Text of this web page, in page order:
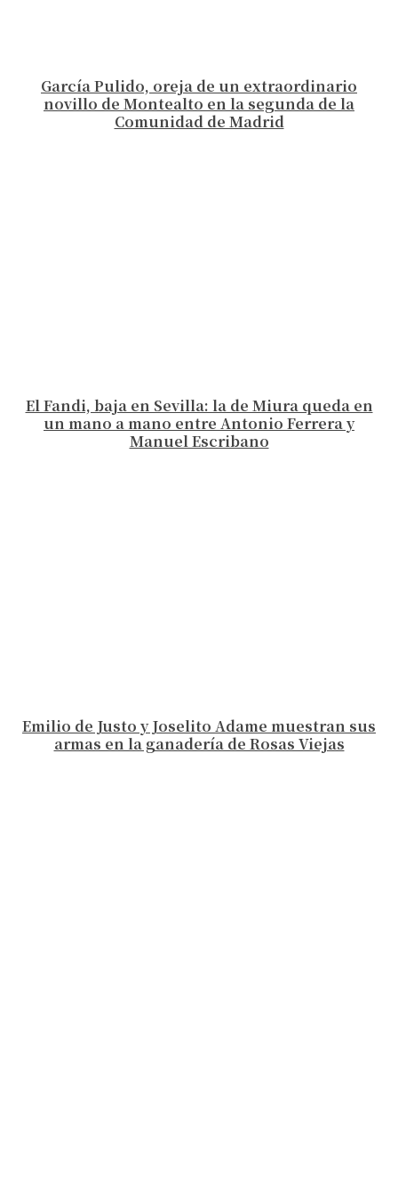
García Pulido, oreja de un extraordinario
novillo de Montealto en la segunda de la
Comunidad de Madrid
El Fandi, baja en Sevilla: la de Miura queda en
un mano a mano entre Antonio Ferrera y
Manuel Escribano
Emilio de Justo y Joselito Adame muestran sus
armas en la ganadería de Rosas Viejas